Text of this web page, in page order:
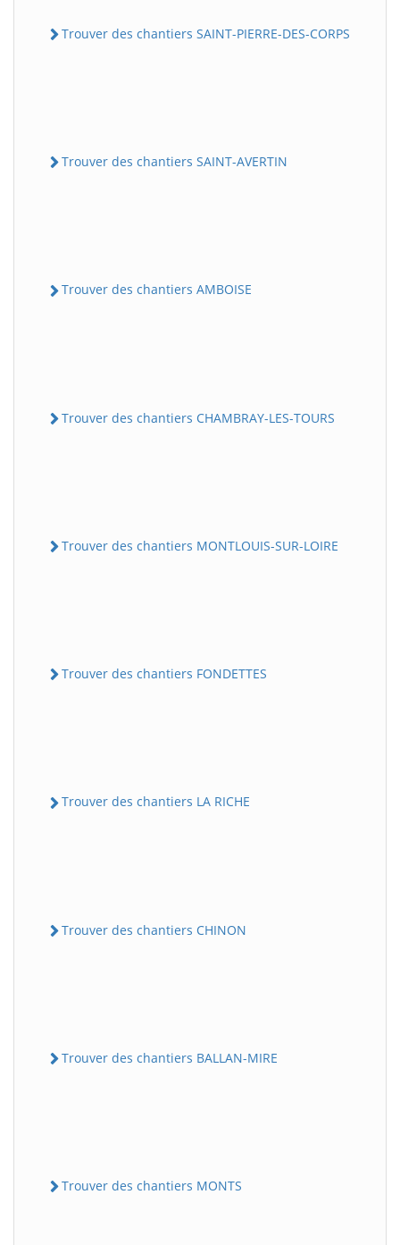
Trouver des chantiers SAINT-PIERRE-DES-CORPS
Trouver des chantiers SAINT-AVERTIN
Trouver des chantiers AMBOISE
Trouver des chantiers CHAMBRAY-LES-TOURS
Trouver des chantiers MONTLOUIS-SUR-LOIRE
Trouver des chantiers FONDETTES
Trouver des chantiers LA RICHE
Trouver des chantiers CHINON
Trouver des chantiers BALLAN-MIRE
Trouver des chantiers MONTS